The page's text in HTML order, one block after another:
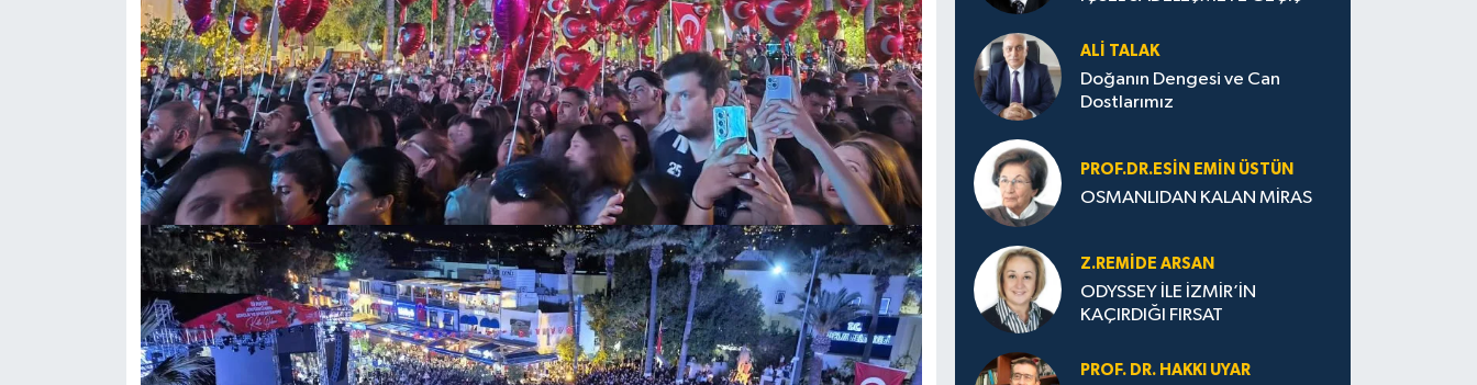
ALI TALAK
Doğanın Dengesi ve Can
Dostlarımız
PROF.DR.ESIN EMIN ÜSTÜN
OSMANLIDAN KALAN MİRAS
Z.REMIDE ARSAN
ODYSSEY İLE İZMİR’İN
KAÇIRDIĞI FIRSAT
PROF. DR. HAKKI UYAR